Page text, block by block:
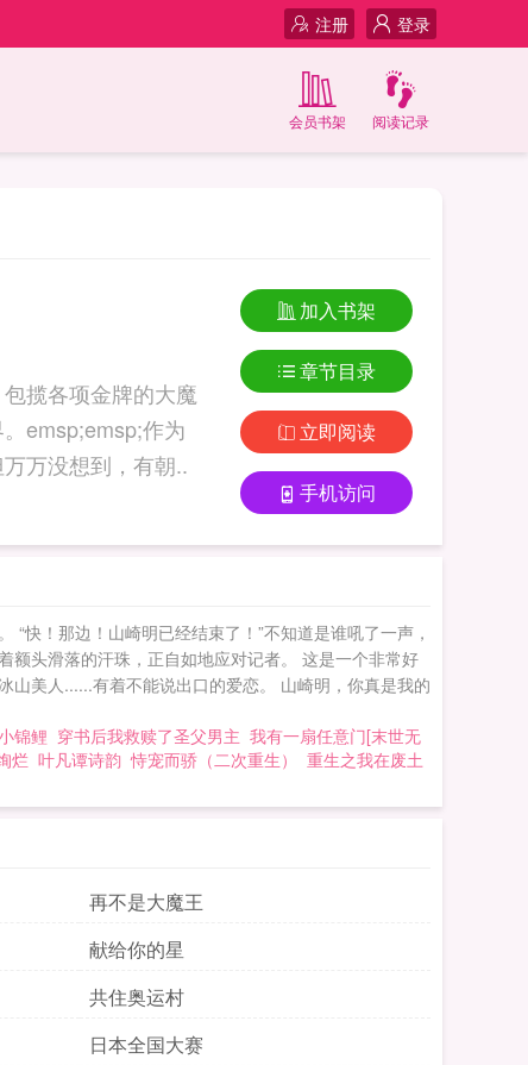
登录
注册
阅读记录
会员书架
揽各项金牌的大魔
emsp;emsp;作为
万没想到，有朝..
加入书架
章节目录
立即阅读
手机访问
快！那边！山崎明已经结束了！”不知道是谁吼了一声，
额头滑落的汗珠，正自如地应对记者。 这是一个非常好
山美人......有着不能说出口的爱恋。 山崎明，你真是我的
锦鲤 穿书后我救赎了圣父男主 我有一扇任意门[末世无
烂 叶凡谭诗韵 恃宠而骄（二次重生）
重生之我在废土
再不是大魔王
献给你的星
共住奥运村
日本全国大赛